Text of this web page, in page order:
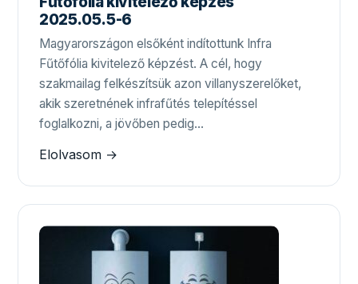
2025.05.5-6
Magyarországon elsőként indítottunk Infra
Fűtőfólia kivitelező képzést. A cél, hogy
szakmailag felkészítsük azon villanyszerelőket,
akik szeretnének infrafűtés telepítéssel
foglalkozni, a jövőben pedig…
Elolvasom →